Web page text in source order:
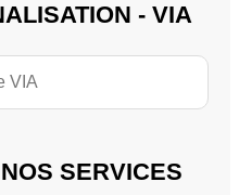
- VIA
SERVICES